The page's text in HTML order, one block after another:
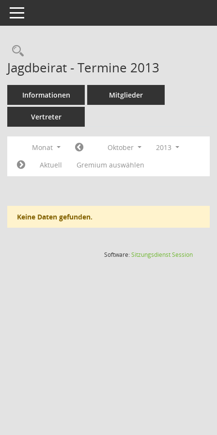
Toggle navigation
Rechercheauswahl
Jagdbeirat - Termine 2013
Informationen Mitglieder
Vertreter
Monat Oktober
2013
Aktuell
Gremium auswählen
Keine Daten gefunden.
Software:SitzungsdienstSession(Wird in